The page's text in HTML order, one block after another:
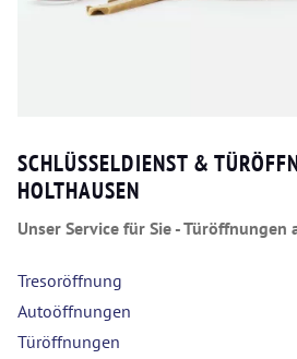
SCHLÜSSELDIENST &
HOLTHAUSEN
Unser Service für Sie - Türöffnungen
Tresoröffnung
Autoöffnungen
Türöffnungen